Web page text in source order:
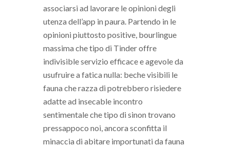
associarsi ad lavorare le opinioni degli
utenza dell’app in paura. Partendo in le
opinioni piuttosto positive, bourlingue
massima che tipo di Tinder offre
indivisible servizio efficace e agevole da
usufruire a fatica nulla: beche visibili le
fauna che razza di potrebbero risiedere
adatte ad insecable incontro
sentimentale che tipo di sinon trovano
pressappoco noi, ancora sconfitta il
minaccia di abitare importunati da fauna